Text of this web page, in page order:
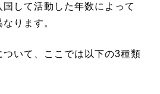
して活動した年数によって
ります。
いて、ここでは以下の3種類